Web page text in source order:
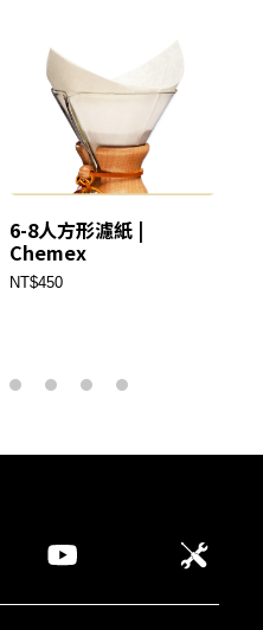
6-8人方形濾紙 |
Chemex
NT$450